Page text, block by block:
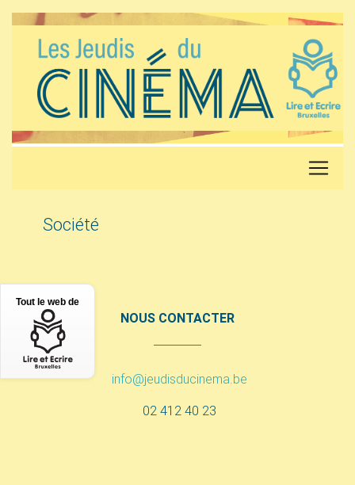
Société
NOUS CONTACTER
info@jeudisducinema.be
02 412 40 23
Tout le web de